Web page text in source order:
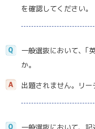
を確認してください。
一般選抜において、｢
か。
出題されません。リー
一般選抜において、記